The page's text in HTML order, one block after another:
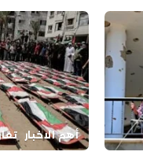
أهم الاخبار